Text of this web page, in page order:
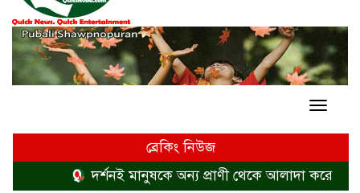
ব্রেকিং নিউজ
দর্শনই মানুষকে অন্য প্রাণী থেকে আলাদা করে